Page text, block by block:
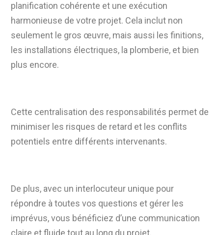
planification cohérente et une exécution
harmonieuse de votre projet. Cela inclut non
seulement le gros œuvre, mais aussi les finitions,
les installations électriques, la plomberie, et bien
plus encore.
Cette centralisation des responsabilités permet de
minimiser les risques de retard et les conflits
potentiels entre différents intervenants.
De plus, avec un interlocuteur unique pour
répondre à toutes vos questions et gérer les
imprévus, vous bénéficiez d’une communication
claire et fluide tout au long du projet.